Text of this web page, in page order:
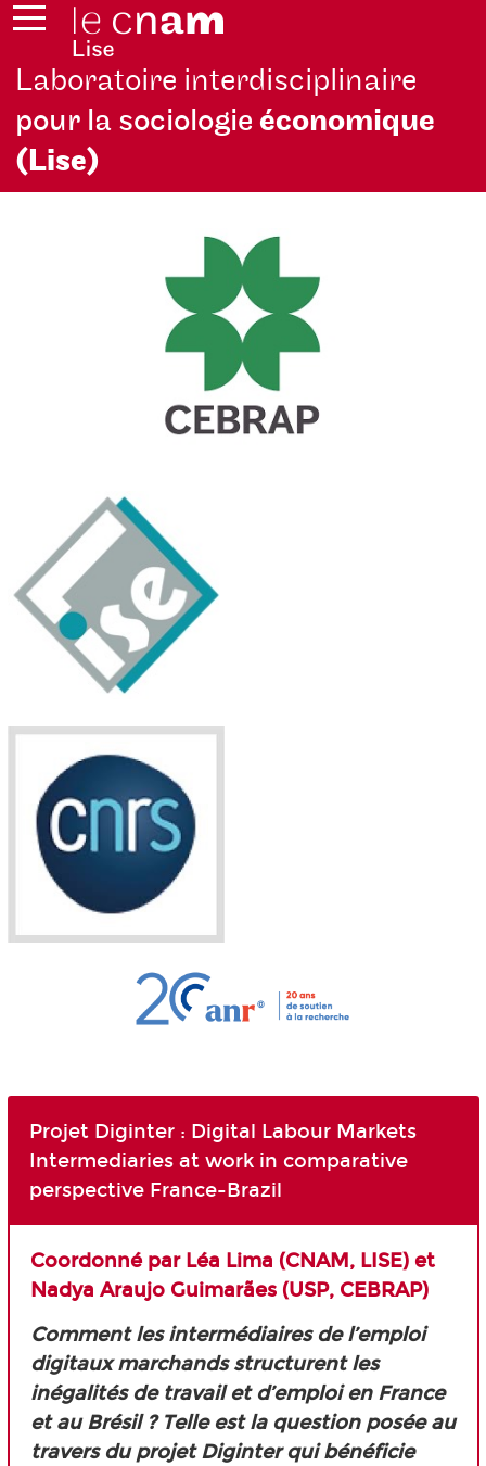
Laboratoire interdisciplinaire
pour la sociologieéconomique
(Lise)
Projet Diginter : Digital Labour Markets
Intermediaries at work in comparative
perspective France-Brazil
Coordonné par Léa Lima (CNAM, LISE) et
Nadya Araujo Guimarães (USP, CEBRAP)
Comment les intermédiaires de l’emploi
digitaux marchands structurent les
inégalités de travail et d’emploi en France
et au Brésil ? Telle est la question posée au
travers du projet Diginter qui bénéficie